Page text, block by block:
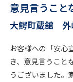
意見言うこと
大鰐町蔵舘 外
お客様への「安心
き、意見言うこと
うございました。